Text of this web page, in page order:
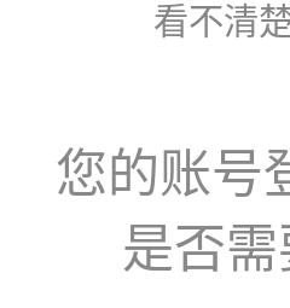
看不清
您的账号
是否